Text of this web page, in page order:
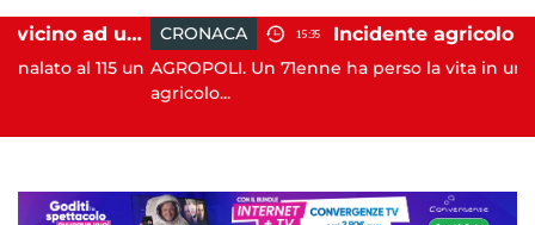
Salerno, incendio vicino ad un traliccio: tempestivi i soccorsi
un
CRONACA 15:35
AGROPOLI. Un 71enne ha perso la vita in un incidente